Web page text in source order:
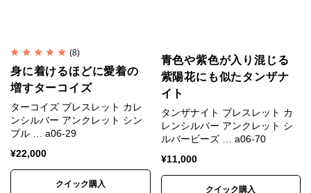
ービーズ
カレンシルバー
はタイの山岳民族カレン族の手仕事に
よって、伝統的手法で丹念に作られます。
マットな質感が特徴で、
刻印の一つ一つが異なる表情
を持ち、素朴なぬくもりが心に響きます。
研磨されていない温かみのある質感、無骨で荒削りな
(8)
身に着けるほどに愛着の
増すターコイズ
ターコイズ ブレスレット カレ
ンシルバー アンクレット シン
プル … a06-29
¥22,000
クイック購入
青色や紫色が入り混じる
紫陽花にも似たタンザナ
イト
タンザナイト ブレスレット カ
レンシルバー アンクレット シ
ルバービーズ … a06-70
¥11,000
クイック購入